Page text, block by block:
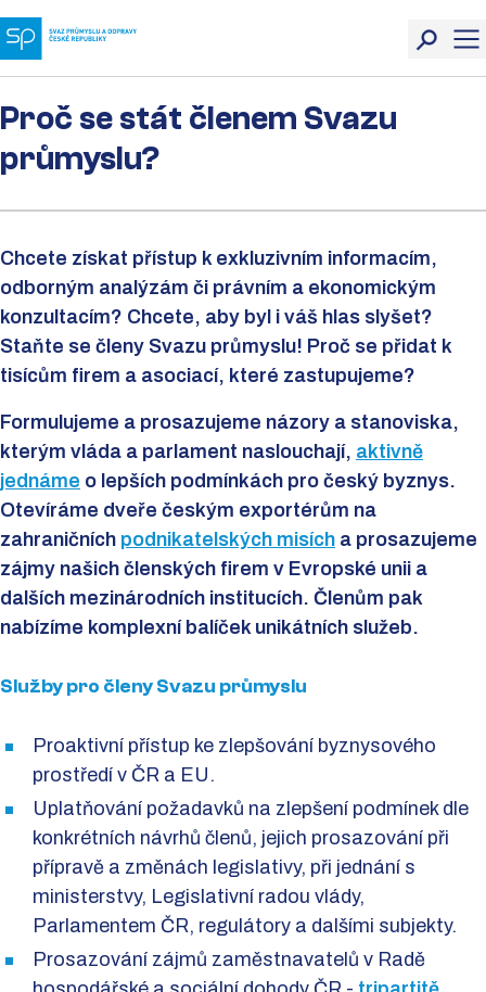
Proč se stát členem Svazu
průmyslu?
Chcete získat přístup k exkluzivním informacím,
odborným analýzám či právním a ekonomickým
konzultacím? Chcete, aby byl i váš hlas slyšet?
Staňte se členy Svazu průmyslu! Proč se přidat k
tisícům firem a asociací, které zastupujeme?
Formulujeme a prosazujeme názory a stanoviska,
kterým vláda a parlament naslouchají, aktivně
jednáme o lepších podmínkách pro český byznys.
Otevíráme dveře českým exportérům na
zahraničních podnikatelských misích a prosazujeme
zájmy našich členských firem v Evropské unii a
dalších mezinárodních institucích. Členům pak
nabízíme komplexní balíček unikátních služeb.
Služby pro členy Svazu průmyslu
Proaktivní přístup ke zlepšování byznysového
prostředí v ČR a EU.
Uplatňování požadavků na zlepšení podmínek dle
konkrétních návrhů členů, jejich prosazování při
přípravě a změnách legislativy, při jednání s
ministerstvy, Legislativní radou vlády,
Parlamentem ČR, regulátory a dalšími subjekty.
Prosazování zájmů zaměstnavatelů v Radě